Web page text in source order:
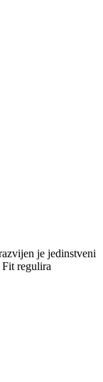
je jedinstveni
regulira